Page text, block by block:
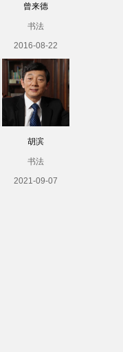
曾来德
书法
2016-08-22
胡滨
书法
2021-09-07